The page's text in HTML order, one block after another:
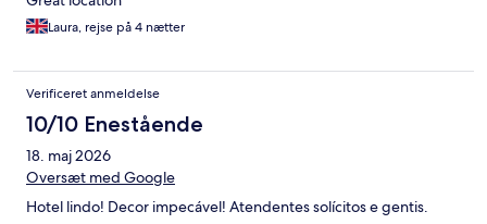
Laura, rejse på 4 nætter
Verificeret anmeldelse
10/10 Enestående
18. maj 2026
Oversæt med Google
Hotel lindo! Decor impecável! Atendentes solícitos e gentis.